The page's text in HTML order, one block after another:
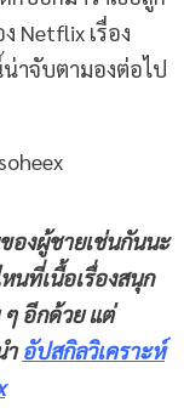
Netflix เรื่อง
น่าจับตามองต่อไป
องผู้ชายเช่นกันนะ
นที่เนื้อเรื่องสนุก
ๆ อีกด้วย แต่
ำ อัปสกิลวิเคราะห์